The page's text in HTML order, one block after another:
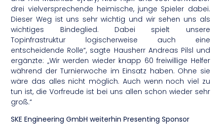
drei vielversprechende heimische, junge Spieler dabei.
Dieser Weg ist uns sehr wichtig und wir sehen uns als
wichtiges Bindeglied. Dabei spielt unsere
Topinfrastruktur logischerweise auch eine
entscheidende Rolle“, sagte Hausherr Andreas Pilsl und
ergänzte: „Wir werden wieder knapp 60 freiwillige Helfer
während der Turnierwoche im Einsatz haben. Ohne sie
wäre das alles nicht möglich. Auch wenn noch viel zu
tun ist, die Vorfreude ist bei uns allen schon wieder sehr
groß.“
SKE Engineering GmbH weiterhin Presenting Sponsor